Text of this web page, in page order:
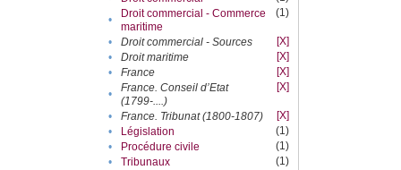
•
Droit commercial - Commerce
maritime
(1)
• Droit commercial - Sources
[X]
•
Droit maritime
[X]
•
France
[X]
•
France. Conseil d’Etat
(1799-....)
[X]
• France. Tribunat (1800-1807)
[X]
•
Législation
(1)
•
Procédure civile
(1)
•
Tribunaux
(1)